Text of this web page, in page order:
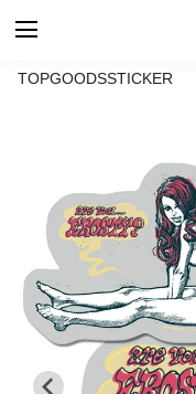
TOPGOODSSTICKER